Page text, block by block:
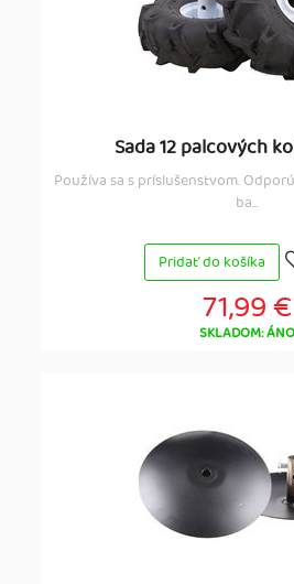
Sada 12 palcových
Používa sa s príslušenstvom.
ba...
Pridať do košíka
71,99 €
SKLADOM: ÁNO